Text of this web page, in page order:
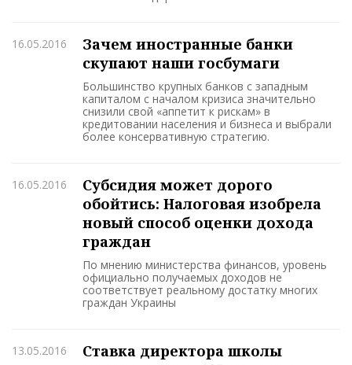
16.05.2016
Зачем иностранные банки
скупают наши госбумаги
Большинство крупных банков с западным
капиталом с началом кризиса значительно
снизили свой «аппетит к рискам» в
кредитовании населения и бизнеса и выбрали
более консервативную стратегию.
16.05.2016
Субсидия может дорого
обойтись: Налоговая изобрела
новый способ оценки дохода
граждан
По мнению министерства финансов, уровень
официально получаемых доходов не
соответствует реальному достатку многих
граждан Украины
13.05.2016
Ставка директора школы